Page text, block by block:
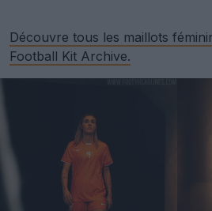
Découvre tous les maillots
Football Kit Archive.